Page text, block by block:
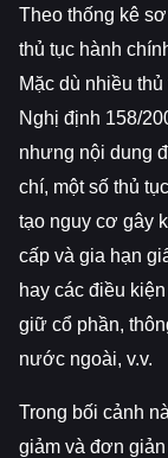
Theo thống kê
thủ tục hành
Mặc dù nhiều
Nghị định 158/
nhưng nội dung
chí, một số thủ
tạo nguy cơ gây
cấp và gia hạn
hay các điều
giữ cổ phần,
nước ngoài, v.v.
Trong bối cảnh
giảm và đơn